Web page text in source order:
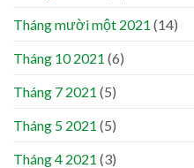
Tháng mười một 2021 (14)
Tháng 10 2021 (6)
Tháng 7 2021 (5)
Tháng 5 2021 (5)
Tháng 4 2021 (3)